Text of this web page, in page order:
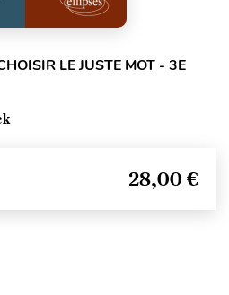
LE JUSTE MOT - 3E
28,00 €